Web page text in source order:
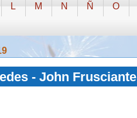
L M N Ñ O
- John Frusciante